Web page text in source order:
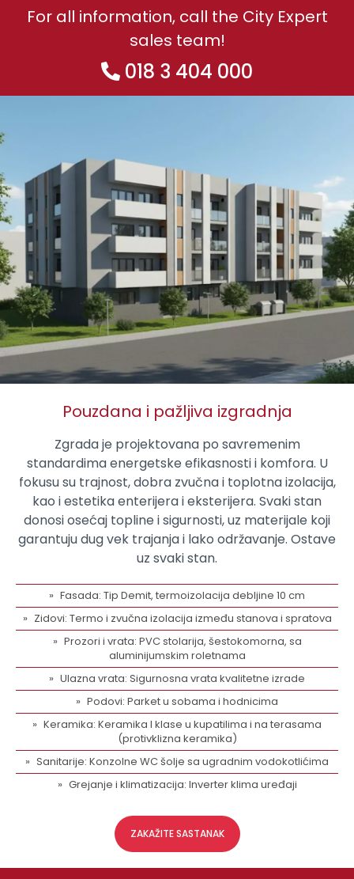
For all information, call the City Expert
sales team!
018 3 404 000
Pouzdana i pažljiva izgradnja
Zgrada je projektovana po savremenim
standardima energetske efikasnosti i komfora. U
fokusu su trajnost, dobra zvučna i toplotna izolacija,
kao i estetika enterijera i eksterijera. Svaki stan
donosi osećaj topline i sigurnosti, uz materijale koji
garantuju dug vek trajanja i lako održavanje. Ostave
uz svaki stan.
Fasada: Tip Demit, termoizolacija debljine 10 cm
Zidovi: Termo i zvučna izolacija između stanova i spratova
Prozori i vrata: PVC stolarija, šestokomorna, sa
aluminijumskim roletnama
Ulazna vrata: Sigurnosna vrata kvalitetne izrade
Podovi: Parket u sobama i hodnicima
Keramika: Keramika I klase u kupatilima i na terasama
(protivklizna keramika)
Sanitarije: Konzolne WC šolje sa ugradnim vodokotlićima
Grejanje i klimatizacija: Inverter klima uređaji
ZAKAŽITE SASTANAK